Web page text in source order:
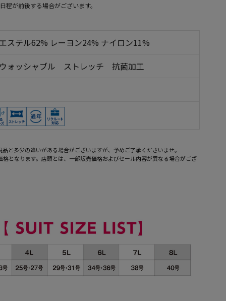
が前後する場合がございます。
ステル62% レーヨン24% ナイロン11%
ォッシャブル ストレッチ 抗菌加工
と多少の違いがある場合がございますが、予めご了承くださいませ。
となります。店頭とは、一部販売価格およびセール内容が異なる場合がござ